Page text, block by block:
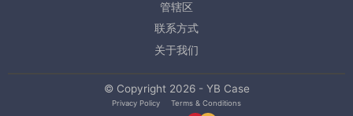
管辖区
联系方式
关于我们
© Copyright 2026 - YB Case
Privacy Policy Terms & Conditions